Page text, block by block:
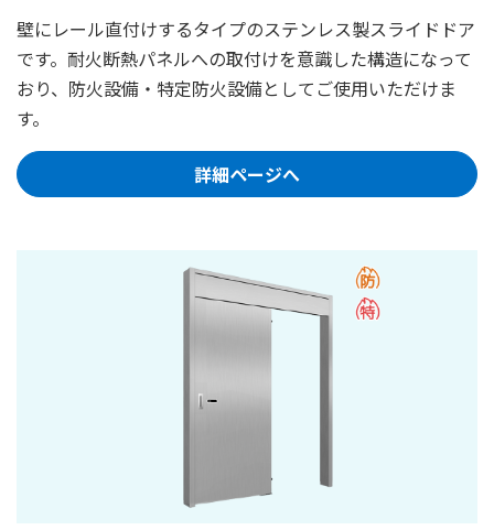
壁にレール直付けするタイプのステンレス製スライドドア
です。耐火断熱パネルへの取付けを意識した構造になって
おり、防火設備・特定防火設備としてご使用いただけま
す。
詳細ページへ